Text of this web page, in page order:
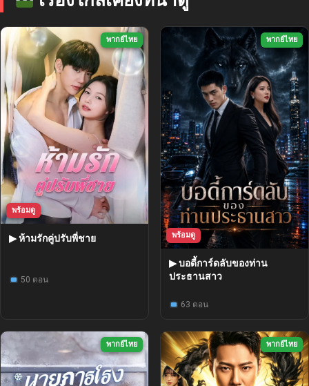
พากย์ไทย
พร้อมดู
▶ ห้ามรักคู่ปรับพี่ชาย
50 ตอน
พากย์ไทย
พร้อมดู
▶ บอดี้การ์ดลับของท่าน
ประธานสาว
63 ตอน
พากย์ไทย พากย์ไทย